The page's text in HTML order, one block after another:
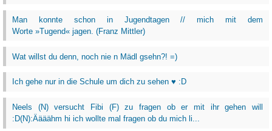
Man konnte schon in Jugendtagen // mich mit dem
Worte »Tugend« jagen. (Franz Mittler)
Wat willst du denn, noch nie n Mädl gsehn?! =)
Ich gehe nur in die Schule um dich zu sehen ♥ :D
Neels (N) versucht Fibi (F) zu fragen ob er mit ihr gehen will
:D(N):Äääähm hi ich wollte mal fragen ob du mich li...